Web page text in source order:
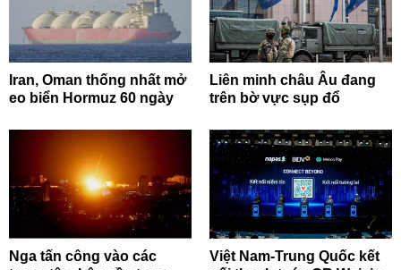
Iran, Oman thống nhất mở
eo biển Hormuz 60 ngày
Liên minh châu Âu đang
trên bờ vực sụp đổ
Nga tấn công vào các
Việt Nam-Trung Quốc kết